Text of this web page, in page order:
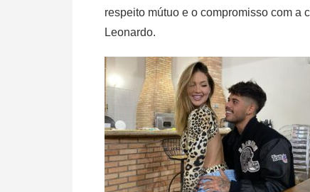
respeito mútuo e o compromisso com a
Leonardo.